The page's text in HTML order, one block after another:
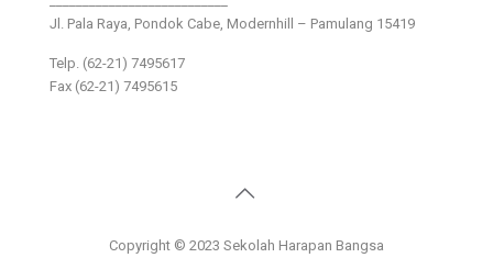
Jl. Pala Raya, Pondok Cabe, Modernhill – Pamulang 15419
Telp. (62-21) 7495617
Fax (62-21) 7495615
Copyright © 2023 Sekolah Harapan Bangsa